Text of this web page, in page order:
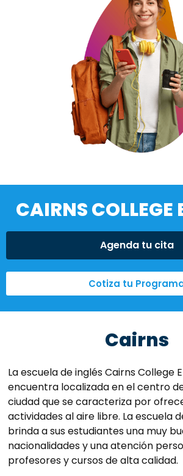
CAIRNS COLLEGE
Agenda tu cita
Cotiza tu
Cairns
La escuela de inglés Cairns College
encuentra localizada en el centro
ciudad que se caracteriza por
actividades al aire libre. La escuela
brinda a sus estudiantes una muy
nacionalidades y una atención
profesores y cursos de alta calidad.